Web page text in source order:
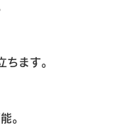
ます。
。